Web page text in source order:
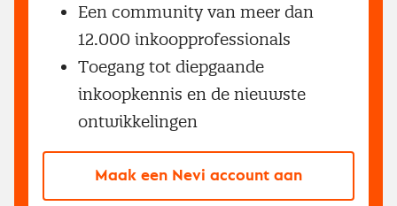
Een community van meer dan
12.000 inkoopprofessionals
Toegang tot diepgaande
inkoopkennis en de nieuwste
ontwikkelingen
Maak een Nevi account aan